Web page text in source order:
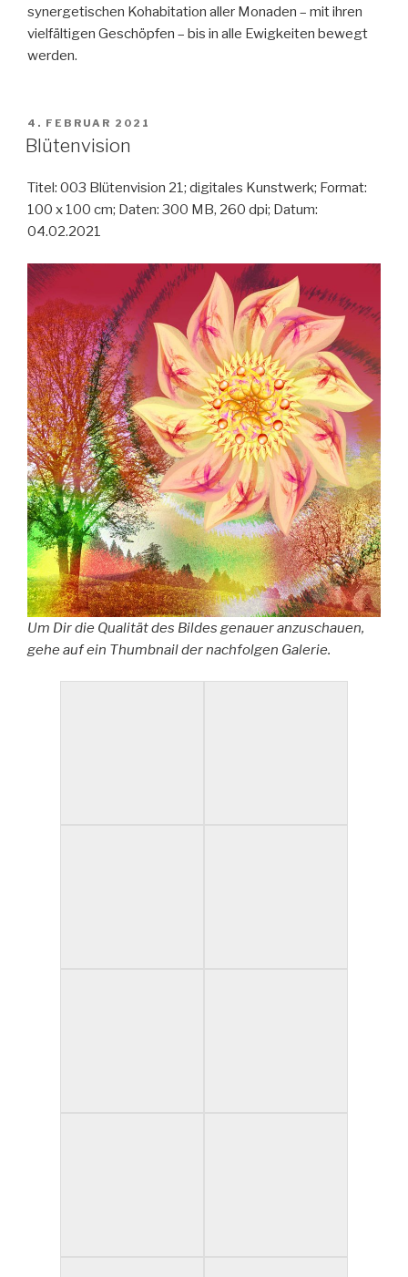
synergetischen Kohabitation aller Monaden – mit ihren
vielfältigen Geschöpfen – bis in alle Ewigkeiten bewegt
werden.
VERÖFFENTLICHT
AM
4. FEBRUAR 2021
Blütenvision
Titel: 003 Blütenvision 21; digitales Kunstwerk; Format:
100 x 100 cm; Daten: 300 MB, 260 dpi; Datum:
04.02.2021
Um Dir die Qualität des Bildes genauer anzuschauen,
gehe auf ein Thumbnail der nachfolgen Galerie.